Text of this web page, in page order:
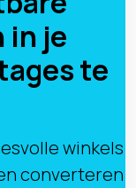
in je
te
winkels
converteren